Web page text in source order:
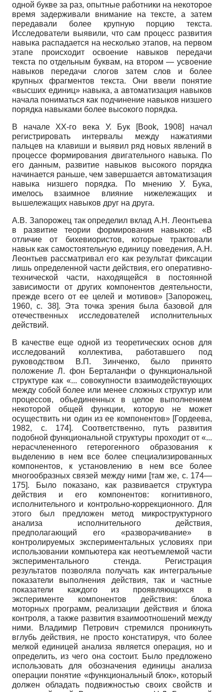
одной букве за раз, опытные работники на некоторое
время задерживали внимание на тексте, а затем
передавали более крупную порцию текста.
Исследователи выявили, что сам процесс развития
навыка распадается на несколько этапов, на первом
этапе происходит освоение навыков передачи
текста по отдельным буквам, на втором—усвоение
навыков передачи слогов затем слов и более
крупных фрагментов текста. Они ввели понятие
«высших единиц» навыка, а автоматизация навыков
начала пониматься как подчинение навыков низшего
порядка навыками более высокого порядка.
В начале XX-го века У. Бук [Book, 1908]
начал
регистрировать интервалы между нажатиями
пальцев на клавиши и выявил ряд новых явлений в
процессе формирования двигательного навыка. По
его данным, развитие навыков высокого порядка
начинается раньше, чем завершается автоматизация
навыка низшего порядка. По мнению У. Бука,
имелось взаимное влияние нижележащих и
вышележащих навыков друг на друга.
А.В. Запорожец так определил вклад А.Н. Леон­тьева
в развитие теории формирования навыков: «В
отличие от бихевиористов, которые трактовали
навык как самостоятельную единицу поведения, А.Н.
Леонтьев рассматривал его как результат фиксации
лишь определенной части действия, его оперативно-
технической части, находящейся в постоянной
зависимости от других компонентов деятельности,
прежде всего от ее целей и мотивов» [Запорожец,
1960, с. 38]. Эта точка зрения была базовой для
отечественных исследователей исполнительных
действий.
В качестве еще одной из теоретических основ для
исследований коллектива, работавшего под
руководством В.П. Зинченко, было принято
положение Л. фон Берталанфи о функциональной
структуре как «... совокупности взаимодействующих
между собой более или менее сложных структур или
процессов, объединенных в целое выполнением
некоторой общей функции, которую не может
осуществить ни один из ее компонентов» [Гордеева,
1982, с. 174]. Соответственно, путь развития
подобной функциональной структуры проходит от «...
нерасчлененного гетерогенного образования к
выделению в нем все более специализированных
компонентов, к установлению в нем все более
многообразных связей между ними [там же, с. 174—
175]. Было показано, как развивается структура
действия и его компонентов: когнитивного,
исполнительного и контрольно-коррекционного. Для
этого был предложен метод микроструктурного
анализа исполнительного действия,
предполагающий его «разворачивание» в
контролируемых экспериментальных условиях при
использовании компьютера как неотъемлемой части
экспериментального стенда. Регистрация
результатов позволяла получать как интегральные
показатели выполнения действия, так и частные
показатели каждого из проявляющихся в
эксперименте компонентов действия: блока
моторных программ, реализации действия и блока
контроля, а также развития взаимоотношений между
ними. Владимир Петрович стремился проникнуть
вглубь действия, не просто констатируя, что более
мелкой единицей анализа является операция, но и
определить, из чего она состоит. Было предложено
использовать для обозначения единицы анализа
операции понятие «функциональный блок», который
должен обладать подвижностью своих свойств и